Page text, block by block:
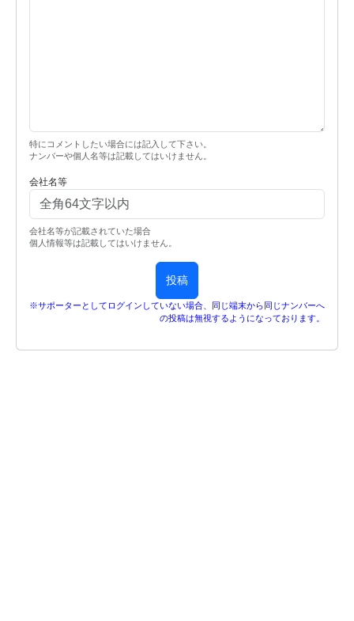
特にコメントしたい場合には記入して下さい。
ナンバーや個人名等は記載してはいけません。
会社名等
会社名等が記載されていた場合
個人情報等は記載してはいけません。
投稿
※サポーターとしてログインしていない場合、同じ端末から同じナンバーへ
の投稿は無視するようになっております。